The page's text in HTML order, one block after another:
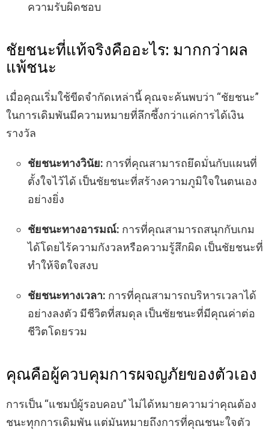
ความรับผิดชอบ
ชัยชนะที่แท้จริงคืออะไร: มากกว่าผล
แพ้ชนะ
เมื่อคุณเริ่มใช้ขีดจำกัดเหล่านี้ คุณจะค้นพบว่า “ชัยชนะ”
ในการเดิมพันมีความหมายที่ลึกซึ้งกว่าแค่การได้เงิน
รางวัล
ชัยชนะทางวินัย: การที่คุณสามารถยึดมั่นกับแผนที่
ตั้งใจไว้ได้ เป็นชัยชนะที่สร้างความภูมิใจในตนเอง
อย่างยิ่ง
ชัยชนะทางอารมณ์: การที่คุณสามารถสนุกกับเกม
ได้โดยไร้ความกังวลหรือความรู้สึกผิด เป็นชัยชนะที่
ทำให้จิตใจสงบ
ชัยชนะทางเวลา: การที่คุณสามารถบริหารเวลาได้
อย่างลงตัว มีชีวิตที่สมดุล เป็นชัยชนะที่มีคุณค่าต่อ
ชีวิตโดยรวม
คุณคือผู้ควบคุมการผจญภัยของตัวเอง
การเป็น “แชมป์ผู้รอบคอบ” ไม่ได้หมายความว่าคุณต้อง
ชนะทุกการเดิมพัน แต่มันหมายถึงการที่คุณชนะใจตัว